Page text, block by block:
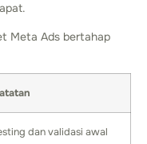
Meta Ads bertahap
dan validasi awal